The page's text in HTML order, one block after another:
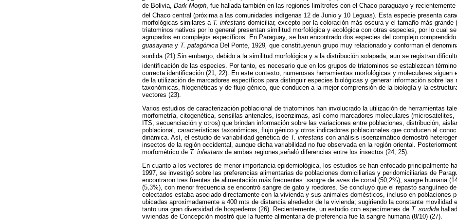
de Bolivia,  Dark Morph , fue hallada también en las regiones limítrofes con el Chaco paraguayo y
del Chaco central (próxima a las comunidades indígenas 12 de Junio y 10 Leguas). Esta especie presenta
morfológicas similares a T. infestans domiciliar, excepto por la coloración más oscura y el tamaño más grande
triatominos nativos por lo general presentan similitud morfológica y ecológica con otras especies, por lo cual
agrupados en complejos específicos. En Paraguay, se han encontrado dos especies del complejo comprendido
guasayana y T. patagónica Del Ponte, 1929 que constituyenun grupo muy relacionado y conforman el
sordida (21) Sin embargo, debido a la similitud morfológica y a la distribución solapada, aun se registran
identificación de las especies. Por tanto, es necesario que en los grupos de triatominos se establezcan
correcta identificación (21, 22). En este contexto, numerosas herramientas morfológicas y moleculares siguen
de la utilización de marcadores específicos para distinguir especies biológicas y generar información sobre las
taxonómicas, filogenéticas y de flujo génico, que conducen a la mejor comprensión de la biología y la
vectores (23).
Varios estudios de caracterización poblacional de triatominos han involucrado la utilización de herramientas
morfometría, citogenética, sensillas antenales, isoenzimas, así como marcadores moleculares (microsatelites,
ITS, secuenciación y otros) que brindan información sobre las variaciones entre poblaciones, distribución,
poblacional, características taxonómicas, flujo génico y otros indicadores poblacionales que conducen al
dinámica. Así, el estudio de variabilidad genética de T. infestans con análisis isoenzimático demostró
insectos de la región occidental, aunque dicha variabilidad no fue observada en la región oriental.
morfométrico de T. infestans de ambas regiones,señaló diferencias entre los insectos (24, 25).
En cuanto a los vectores de menor importancia epidemiológica, los estudios se han enfocado principalmente
1997, se investigó sobre las preferencias alimentarias de poblaciones domiciliarias y peridomiciliarias de
encontraron tres fuentes de alimentación más frecuentes: sangre de aves de corral (50,2%), sangre humana
(5,3%), con menor frecuencia se encontró sangre de gato y roedores. Se concluyó que el repasto sanguíneo
colectados estaba asociado directamente con la vivienda y sus animales domésticos, incluso en poblaciones
ubicadas aproximadamente a 400 mts de distancia alrededor de la vivienda; sugiriendo la constante movilidad
tanto una gran diversidad de hospederos (26). Recientemente, un estudio con especímenes de T. sordida
viviendas de Concepción mostró que la fuente alimentaria de preferencia fue la sangre humana (8/10) (27).